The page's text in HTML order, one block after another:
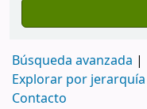
Búsqueda avanzada
Explorar por jerarquía
Contacto